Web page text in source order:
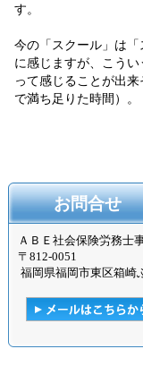
す。
今の「スクール」は
に感じますが、こう
って感じることが出
で満ち足りた時間）。
お問合せ
ＡＢＥ社会保険労務士
〒 812-0051
福岡県福岡市東区箱崎